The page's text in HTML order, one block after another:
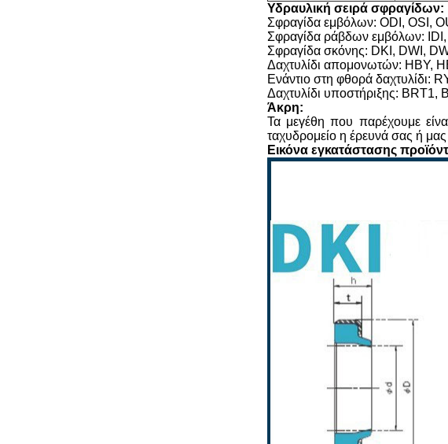
Υδραυλική σειρά σφραγίδων:
Σφραγίδα εμβόλων: ODI, OSI,
Σφραγίδα ράβδων εμβόλων:
Σφραγίδα σκόνης: DKI, DWI,
Δαχτυλίδι απομονωτών: HBY,
Ενάντιο στη φθορά δαχτυλίδι:
Δαχτυλίδι υποστήριξης:
Άκρη:
Τα μεγέθη που παρέχουμε
ταχυδρομείο η έρευνά σας ή
Εικόνα εγκατάστασης